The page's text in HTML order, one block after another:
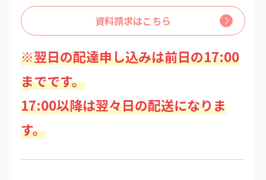
資料請求はこちら
※翌日の配達申し込みは前日の17:00
までです。
17:00以降は翌々日の配送になりま
す。